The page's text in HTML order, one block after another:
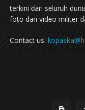
terkini dari seluruh
foto dan video militer
Contact us: